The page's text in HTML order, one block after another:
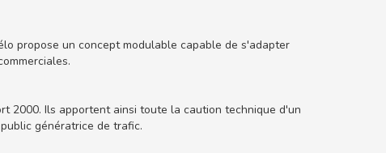
propose un concept modulable capable de s'adapter
2000. Ils apportent ainsi toute la caution technique d'un
génératrice de trafic.